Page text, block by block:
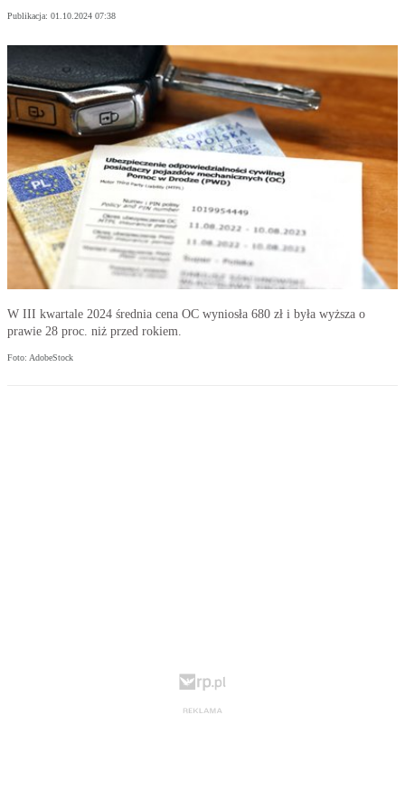
Publikacja: 01.10.2024 07:38
W III kwartale 2024 średnia cena OC wyniosła 680 zł i była wyższa o
prawie 28 proc. niż przed rokiem.
Foto: AdobeStock